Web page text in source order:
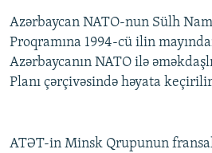
Azərbaycan NATO-nun Sülh
Proqramına 1994-cü ilin
Azərbaycanın NATO ilə
Planı çərçivəsində həyata
ATƏT-in Minsk Qrupunun